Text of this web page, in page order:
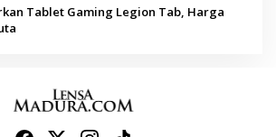
Tablet Gaming Legion Tab, Harga